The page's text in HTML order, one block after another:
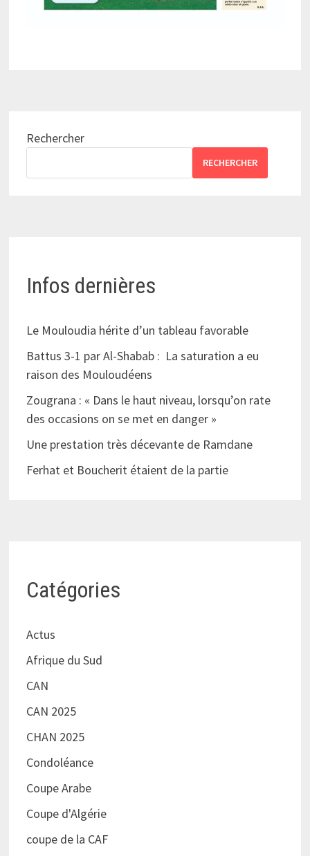
Rechercher
RECHERCHER
Infos dernières
Le Mouloudia hérite d’un tableau favorable
Battus 3-1 par Al-Shabab : La saturation a eu
raison des Mouloudéens
Zougrana : « Dans le haut niveau, lorsqu’on rate
des occasions on se met en danger »
Une prestation très décevante de Ramdane
Ferhat et Boucherit étaient de la partie
Catégories
Actus
Afrique du Sud
CAN
CAN 2025
CHAN 2025
Condoléance
Coupe Arabe
Coupe d'Algérie
coupe de la CAF